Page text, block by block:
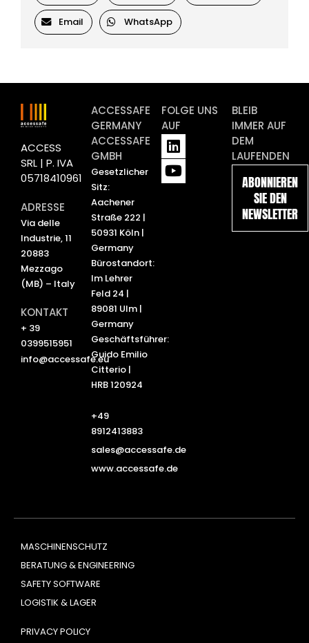
Email WhatsApp
ACCESS
SRL | P. IVA
05718410961
ADRESSE
Via delle
Industrie, 11
20883
Mezzago
(MB) – Italy
KONTAKT
+ 39
0399515951
info@accessafe.eu
ACCESSAFE
GERMANY
ACCESSAFE
GMBH
Gesetzlicher
Sitz:
Aachener
Straße 222 |
50931 Köln |
Germany
Bürostandort:
Im Lehrer
Feld 24 |
89081 Ulm |
Germany
Geschäftsführer:
Guido Emilio
Citterio |
HRB 120924
+49
8912413883
sales@accessafe.de
www.accessafe.de
FOLGE UNS
AUF
L
i
n
k
Y
o
u
t
BLEIB
IMMER AUF
DEM
LAUFENDEN
ABONNIEREN
SIE DEN
NEWSLETTER
MASCHINENSCHUTZ
BERATUNG & ENGINEERING
SAFETY SOFTWARE
LOGISTIK & LAGER
PRIVACY POLICY